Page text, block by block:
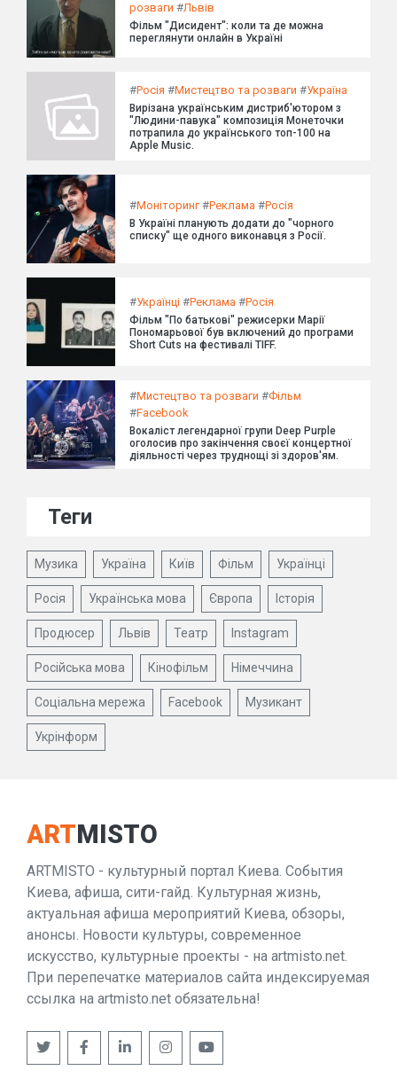
розваги #Львів
Фільм "Дисидент": коли та де можна
переглянути онлайн в Україні
#Росія #Мистецтво та розваги #Україна
Вирізана українським дистриб'ютором з
"Людини-павука" композиція Монеточки
потрапила до українського топ-100 на
Apple Music.
#Моніторинг#Реклама #Росія
В Україні планують додати до "чорного
списку" ще одного виконавця з Росії.
#Українці #Реклама #Росія
Фільм "По батькові" режисерки Марії
Пономарьової був включений до програми
Short Cuts на фестивалі TIFF.
#Мистецтво та розваги #Фільм
#Facebook
Вокаліст легендарної групи Deep Purple
оголосив про закінчення своєї концертної
діяльності через труднощі зі здоров'ям.
Теги
Музика Україна Київ Фільм Українці
Росія Українська мова Європа Історія
Продюсер Львів Театр Instagram
Російська мова Кінофільм Німеччина
Соціальна мережа Facebook Музикант
Укрінформ
ARTMISTO
ARTMISTO - культурный портал Киева. События
Киева, афиша, сити-гайд. Культурная жизнь,
актуальная афиша мероприятий Киева, обзоры,
анонсы. Новости культуры, современное
искусство, культурные проекты - на artmisto.net.
При перепечатке материалов сайта индексируемая
ссылка на artmisto.net обязательна!